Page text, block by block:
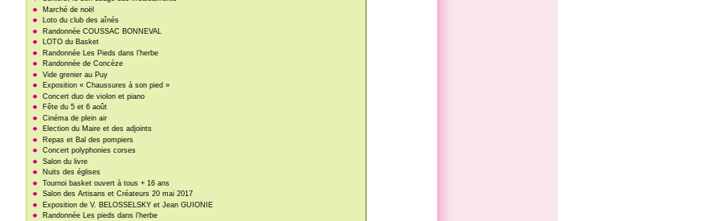
Marché de noël
Loto du club des aînés
Randonnée COUSSAC BONNEVAL
LOTO du Basket
Randonnée Les Pieds dans l’herbe
Randonnée de Concèze
Vide grenier au Puy
Exposition « Chaussures à son pied »
Concert duo de violon et piano
Fête du 5 et 6 août
Cinéma de plein air
Election du Maire et des adjoints
Repas et Bal des pompiers
Concert polyphonies corses
Salon du livre
Nuits des églises
Tournoi basket ouvert à tous + 16 ans
Salon des Artisans et Créateurs 20 mai 2017
Exposition de V. BELOSSELSKY et Jean GUIONIE
Randonnée Les pieds dans l’herbe